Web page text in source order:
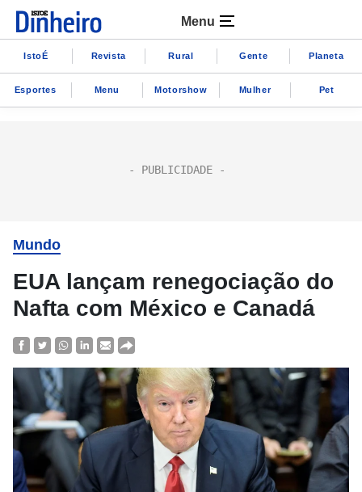
Menu
IstoÉ Revista Rural Gente Planeta
Esportes Menu Motorshow Mulher Pet
Mundo
EUA lançam renegociação do
Nafta com México e Canadá